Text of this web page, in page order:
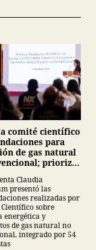
comité científico
para
de gas natural
prioriza
yacimiento
Misantla
Claudia
presentó las
realizadas por
sobre
energética y
de gas natural no
integrado por 54